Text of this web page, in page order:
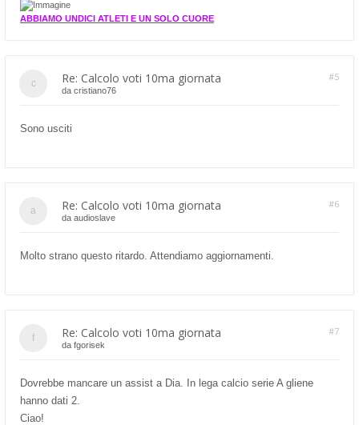
ABBIAMO UNDICI ATLETI E UN SOLO CUORE
Re: Calcolo voti 10ma giornata #5
da cristiano76
Sono usciti
Re: Calcolo voti 10ma giornata #6
da audioslave
Molto strano questo ritardo. Attendiamo aggiornamenti.
Re: Calcolo voti 10ma giornata #7
da fgorisek
Dovrebbe mancare un assist a Dia. In lega calcio serie A gliene
hanno dati 2.
Ciao!